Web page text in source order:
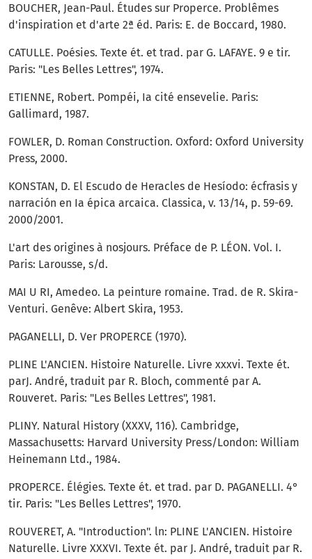
BOUCHER, Jean-Paul. Études sur Properce. Problêmes
d'inspiration et d'arte 2ª éd. Paris: E. de Boccard, 1980.
CATULLE. Poésies. Texte ét. et trad. par G. LAFAYE. 9 e tir.
Paris: "Les Belles Lettres", 1974.
ETIENNE, Robert. Pompéi, Ia cité ensevelie. Paris:
Gallimard, 1987.
FOWLER, D. Roman Construction. Oxford: Oxford University
Press, 2000.
KONSTAN, D. El Escudo de Heracles de Hesíodo: écfrasis y
narración en Ia épica arcaica. Classica, v. 13/14, p. 59-69.
2000/2001.
L'art des origines à nosjours. Préface de P. LÉON. Vol. I.
Paris: Larousse, s/d.
MAI U RI, Amedeo. La peinture romaine. Trad. de R. Skira-
Venturi. Genêve: Albert Skira, 1953.
PAGANELLI, D. Ver PROPERCE (1970).
PLINE L'ANCIEN. Histoire Naturelle. Livre xxxvi. Texte ét.
parJ. André, traduit par R. Bloch, commenté par A.
Rouveret. Paris: "Les Belles Lettres", 1981.
PLINY. Natural History (XXXV, 116). Cambridge,
Massachusetts: Harvard University Press/London: William
Heinemann Ltd., 1984.
PROPERCE. Élégies. Texte ét. et trad. par D. PAGANELLI. 4°
tir. Paris: "Les Belles Lettres", 1970.
ROUVERET, A. "Introduction". ln: PLINE L'ANCIEN. Histoire
Naturelle. Livre XXXVI. Texte ét. par J. André, traduit par R.